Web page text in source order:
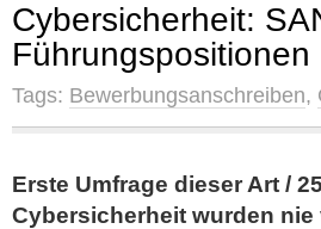
Cybersicherheit:
Führungspositionen
Tags: Bewerbungsanschreiben,
Erste Umfrage dieser Art /
Cybersicherheit wurden